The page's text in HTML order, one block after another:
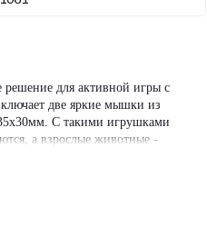
для активной игры с
две яркие мышки из
С такими игрушками
а взрослые животные -
охотничьи навыки.